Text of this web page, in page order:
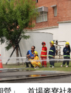
營」 首場麥寮社